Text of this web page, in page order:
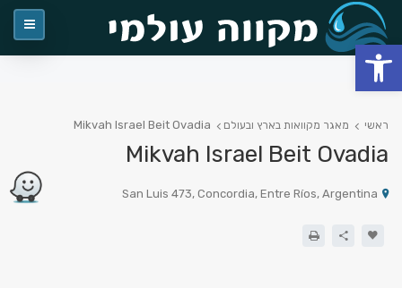
ראשי מאגר מקוואות בארץ ובעולם
Mikvah Israel Beit Ovadia
San Luis 473, Concordia, Entre Ríos, Argentina
פתח סרגל נגישות